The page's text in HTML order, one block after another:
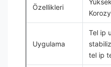
Özellikleri
Uygulama
Tel ip
tel ip